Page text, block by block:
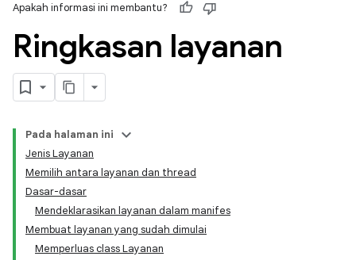
Apakah informasi ini membantu?
Ringkasan layanan
Pada halaman ini
Jenis Layanan
Memilih antara layanan dan thread
Dasar-dasar
Mendeklarasikan layanan dalam manifes
Membuat layanan yang sudah dimulai
Memperluas class Layanan